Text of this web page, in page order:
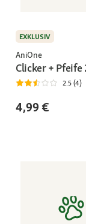
EXKLUSIV
AniOne
Clicker + Pfeife
2.5 (4)
4,99 €